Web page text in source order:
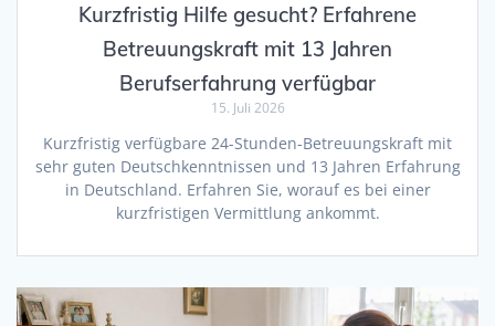
Kurzfristig Hilfe gesucht? Erfahrene
Betreuungskraft mit 13 Jahren
Berufserfahrung verfügbar
15. Juli 2026
Kurzfristig verfügbare 24-Stunden-Betreuungskraft mit
sehr guten Deutschkenntnissen und 13 Jahren Erfahrung
in Deutschland. Erfahren Sie, worauf es bei einer
kurzfristigen Vermittlung ankommt.